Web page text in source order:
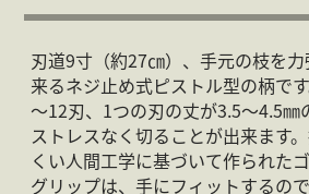
刃道9寸（約27㎝）、手元の枝を
来るネジ止め式ピストル型の柄で
～12刃、1つの刃の丈が3.5～4.5㎜
ストレスなく切ることが出来ます
くい人間工学に基づいて作られた
グリップは、手にフィットするの